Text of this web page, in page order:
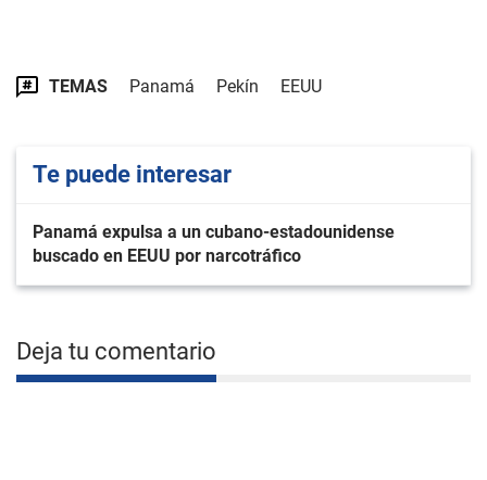
TEMAS Panamá Pekín EEUU
Te puede interesar
Panamá expulsa a un cubano-estadounidense
buscado en EEUU por narcotráfico
Deja tu comentario